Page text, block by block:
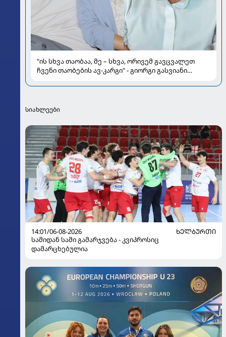
"ის სხვა თაობაა, მე – სხვა, ორივემ გავცვალეთ
ჩვენი თაობების ავ-კარგი" - გიორგი გასვიანი
სიახლეები
14:01/06-08-2026
ᲮᲔᲚᲑᲣᲠᲗᲘ
სამიდან სამი გამარჯვება - კვიპროსიც
დამარცხებულია